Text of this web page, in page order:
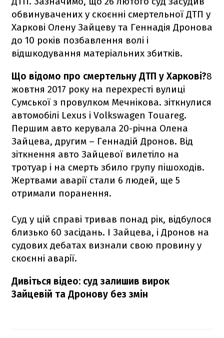
обвинувачених у скоєнні смертельної ДТП у
Харкові Олену Зайцеву та Геннадія Дронова
до 10 років позбавлення волі і
відшкодування матеріальних збитків.
Що відомо про смертельну ДТП у Харкові?8
жовтня 2017 року на перехресті вулиці
Сумської з провулком Мечнікова. зіткнулися
автомобілі Lexus і Volkswagen Touareg.
Першим авто керувала 20-річна Олена
Зайцева, другим – Геннадій Дронов. Від
зіткнення авто Зайцевої вилетіло на
тротуар і на смерть збило групу пішоходів.
Жертвами аварії стали 6 людей, ще 5
отримали поранення.
Суд у цій справі тривав понад рік, відбулося
близько 60 засідань. І Зайцева, і Дронов на
судових дебатах визнали свою провину у
скоєнні аварії.
Дивіться відео: суд залишив вирок
Зайцевій та Дронову без змін